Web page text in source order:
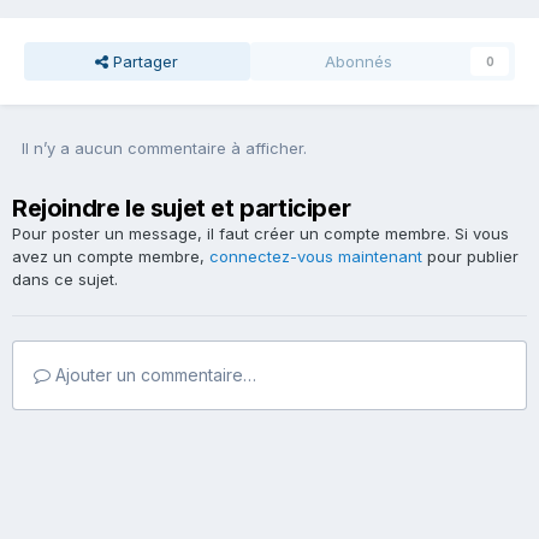
Partager Abonnés 0
Il n’y a aucun commentaire à afficher.
Rejoindre le sujet et participer
Pour poster un message, il faut créer un compte membre. Si vous
avez un compte membre, connectez-vous maintenant pour publier
dans ce sujet.
Ajouter un commentaire…